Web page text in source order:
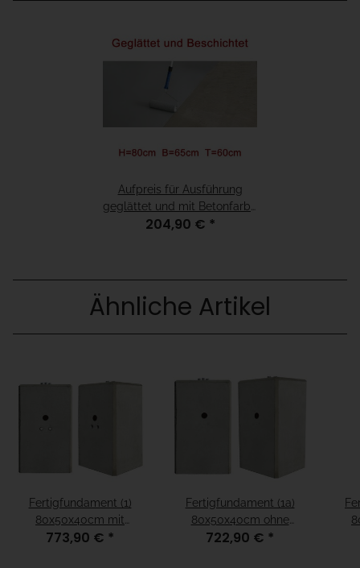
Aufpreis für Ausführung
geglättet und mit Betonfarbe
beschichtet - H=80cm
204,90 € *
Ähnliche Artikel
Fertigfundament (1)
80x50x40cm mit
Kabelleerrohre
773,90 € *
Fertigfundament (1a)
80x50x40cm ohne
Kabelleerrohre
722,90 € *